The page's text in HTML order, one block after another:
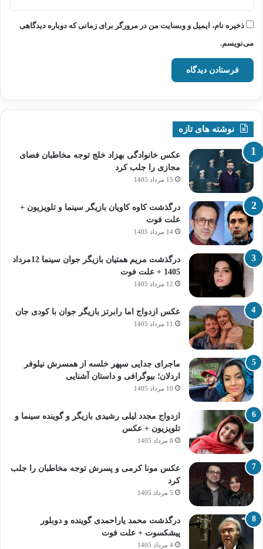
ذخیره نام، ایمیل و وبسایت من در مرورگر برای زمانی که دوباره دیدگاهی
می‌نویسم.
نوشته های تازه
عکس خانوادگی بهزاد خلج توجه مخاطبان فضای
مجازی را جلب کرد
15 مرداد 1405
درگذشت کاوه کاویان بازیگر سینما و تلویزیون +
علت فوت
14 مرداد 1405
درگذشت مریم همتیان بازیگر جوان سینما 12مرداد
1405 + علت فوت
12 مرداد 1405
عکس ازدواج اما رابرتز بازیگر جوان با کودی جان
11 مرداد 1405
ماجرای جدایی سپهر خلسه از همسرش نیلوفر
اردلان؛ بیوگرافی و داستان آشنایی
10 مرداد 1405
ازدواج مجدد لیلی رشیدی بازیگر و گوینده سینما و
تلویزیون + عکس
8 مرداد 1405
عکس مونا کرمی و پسرش توجه مخاطبان را جلب
کرد
5 مرداد 1405
درگذشت محمد یاراحمدی گوینده و دوبلور
پیشکسوت + علت فوت
4 مرداد 1405